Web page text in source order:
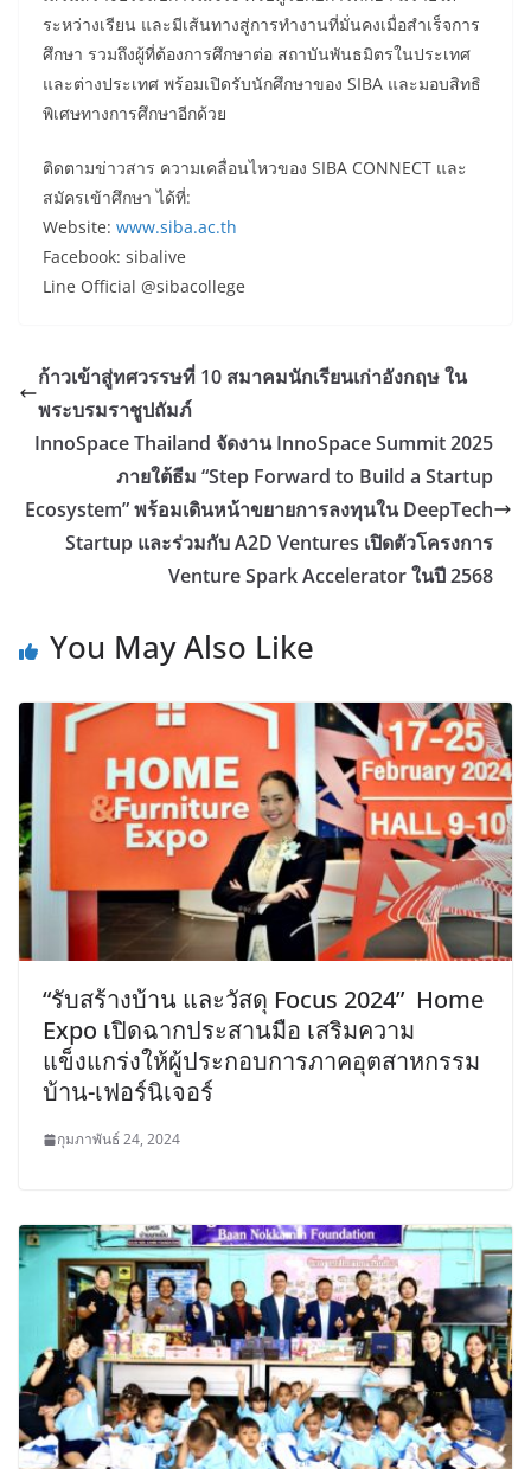
ระหว่างเรียน และมีเส้นทางสู่การทำงานที่มั่นคงเมื่อสำเร็จการ
ศึกษา รวมถึงผู้ที่ต้องการศึกษาต่อ สถาบันพันธมิตรในประเทศ
และต่างประเทศ พร้อมเปิดรับนักศึกษาของ SIBA และมอบสิทธิ
พิเศษทางการศึกษาอีกด้วย
ติดตามข่าวสาร ความเคลื่อนไหวของ SIBA CONNECT และ
สมัครเข้าศึกษา ได้ที่:
Website: www.siba.ac.th
Facebook: sibalive
Line Official @sibacollege
ก้าวเข้าสู่ทศวรรษที่ 10 สมาคมนักเรียนเก่าอังกฤษ ใน
พระบรมราชูปถัมภ์
InnoSpace Thailand จัดงาน InnoSpace Summit 2025
ภายใต้ธีม “Step Forward to Build a Startup
Ecosystem” พร้อมเดินหน้าขยายการลงทุนใน DeepTech
Startup และร่วมกับ A2D Ventures เปิดตัวโครงการ
Venture Spark Accelerator ในปี 2568
You May Also Like
“รับสร้างบ้าน และวัสดุ Focus 2024” Home
Expo เปิดฉากประสานมือ เสริมความ
แข็งแกร่งให้ผู้ประกอบการภาคอุตสาหกรรม
บ้าน-เฟอร์นิเจอร์
กุมภาพันธ์ 24, 2024